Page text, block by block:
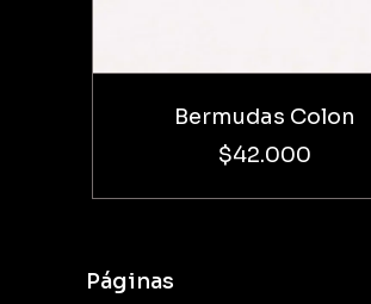
Bermudas Colon
$42.000
Páginas